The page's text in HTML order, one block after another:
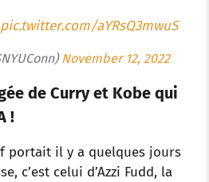
pic.twitter.com/aYRsQ3mwuS
November 12, 2022
de Curry et Kobe qui
!
portait il y a quelques jours
c’est celui d’Azzi Fudd, la